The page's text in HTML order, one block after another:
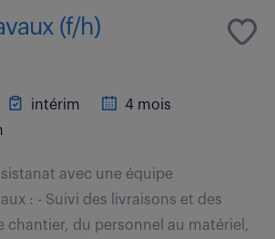
(f/h)
intérim
4 mois
avec une équipe
: - Suivi des livraisons et des
chantier, du personnel au matériel,